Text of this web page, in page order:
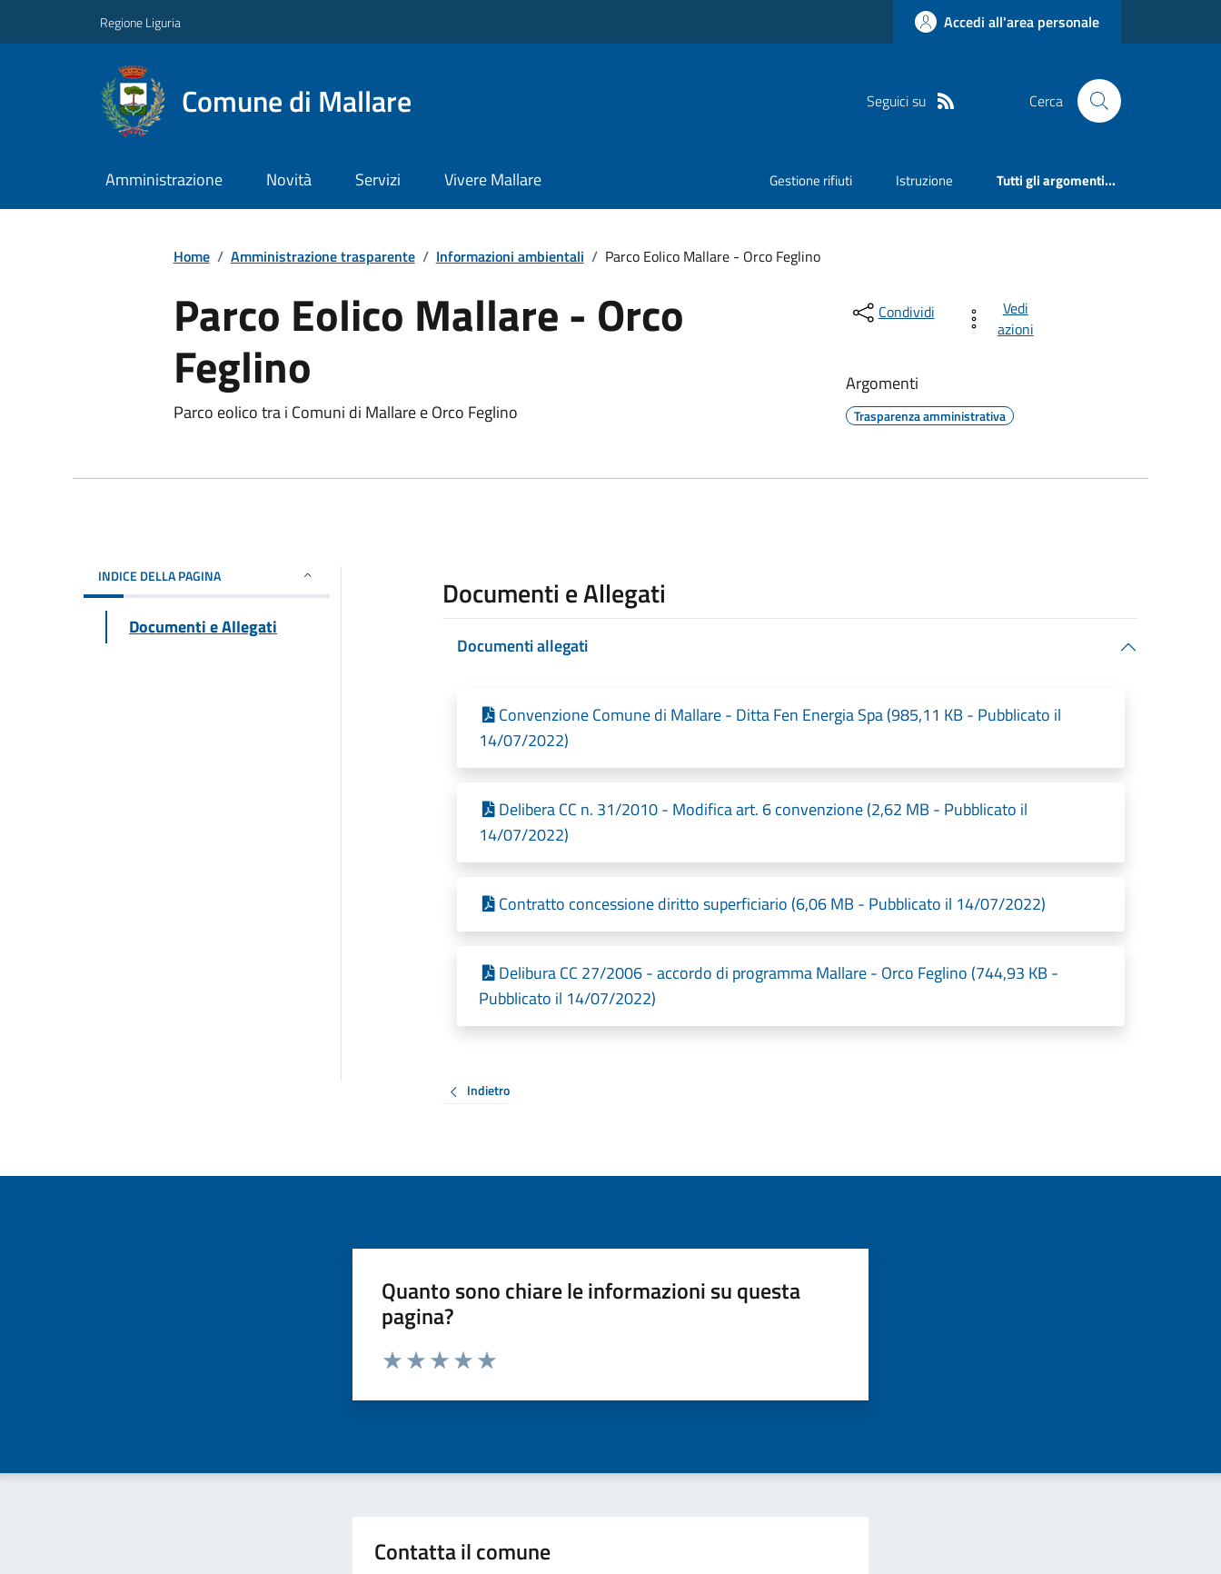
Regione Liguria Accedi all'area personale
Comune di Mallare Seguici su Cerca
Amministrazione Novità Servizi Vivere Mallare Gestione rifiuti Istruzione Tutti gli argomenti...
Home / Amministrazione trasparente / Informazioni ambientali / Parco Eolico Mallare - Orco Feglino
Parco Eolico Mallare - Orco
Feglino
Parco eolico tra i Comuni di Mallare e Orco Feglino
Condividi
Vedi
azioni
Argomenti
Trasparenza amministrativa
INDICE DELLA PAGINA
Documenti e Allegati
Documenti e Allegati
Documenti allegati
Convenzione Comune di Mallare - Ditta Fen Energia Spa (985,11 KB - Pubblicato il
14/07/2022)
Delibera CC n. 31/2010 - Modifica art. 6 convenzione (2,62 MB - Pubblicato il
14/07/2022)
Contratto concessione diritto superficiario (6,06 MB - Pubblicato il 14/07/2022)
Delibura CC 27/2006 - accordo di programma Mallare - Orco Feglino (744,93 KB -
Pubblicato il 14/07/2022)
Indietro
Quanto sono chiare le informazioni su questa
pagina?
Valuta da 1 a 5 stelle la pagina
Contatta il comune